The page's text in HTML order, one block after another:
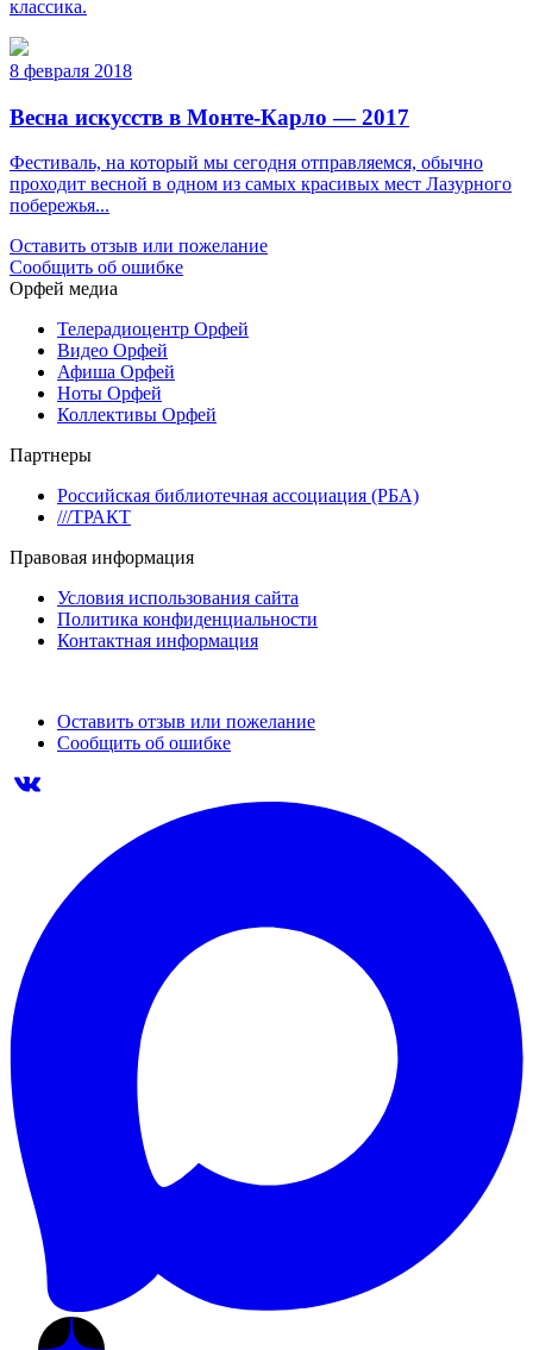
классика.
8 февраля 2018
Весна искусств в Монте-Карло — 2017
Фестиваль, на который мы сегодня отправляемся, обычно
проходит весной в одном из самых красивых мест Лазурного
побережья...
Оставить отзыв или пожелание
Сообщить об ошибке
Орфей медиа
Телерадиоцентр Орфей
Видео Орфей
Афиша Орфей
Ноты Орфей
Коллективы Орфей
Партнеры
Российская библиотечная ассоциация (РБА)
///ТРАКТ
Правовая информация
Условия использования сайта
Политика конфиденциальности
Контактная информация
Оставить отзыв или пожелание
Сообщить об ошибке